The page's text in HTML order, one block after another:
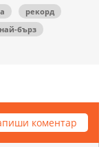
рекорд
най-бърз
коментар